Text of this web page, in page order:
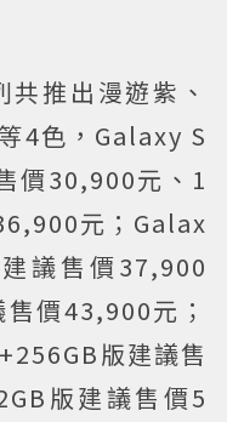
推出漫遊紫、
4色，Galaxy S
價30,900元、1
元；Galax
議售價37,900
價43,900元；
版建議售
版建議售價5